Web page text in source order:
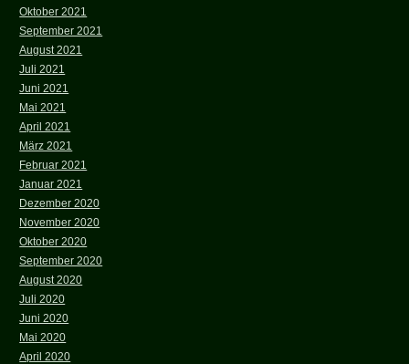
Oktober 2021
September 2021
August 2021
Juli 2021
Juni 2021
Mai 2021
April 2021
März 2021
Februar 2021
Januar 2021
Dezember 2020
November 2020
Oktober 2020
September 2020
August 2020
Juli 2020
Juni 2020
Mai 2020
April 2020